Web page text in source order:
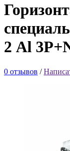
2 Al
0 отзывов /